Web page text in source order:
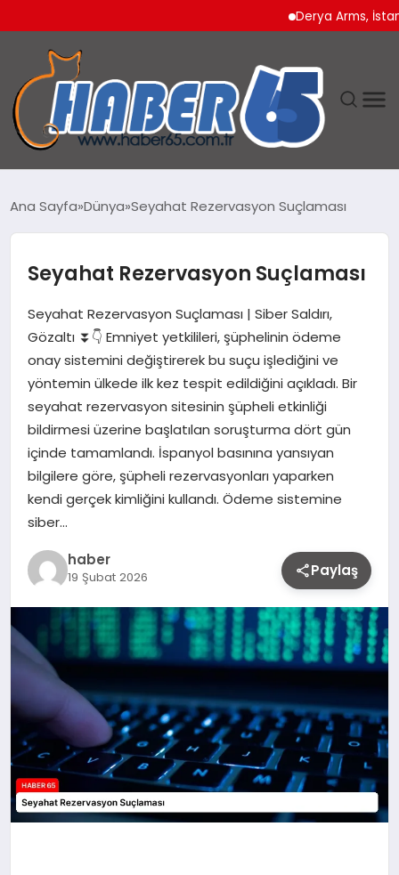
Derya Arms, İstanbul
YAŞAM
TEKNOLOJI
Ana Sayfa Dünya Seyahat Rezervasyon Suçlaması
Seyahat Rezervasyon Suçlaması
Seyahat Rezervasyon Suçlaması | Siber Saldırı,
Gözaltı ⏬👇 Emniyet yetkilileri, şüphelinin ödeme
onay sistemini değiştirerek bu suçu işlediğini ve
yöntemin ülkede ilk kez tespit edildiğini açıkladı. Bir
seyahat rezervasyon sitesinin şüpheli etkinliği
bildirmesi üzerine başlatılan soruşturma dört gün
içinde tamamlandı. İspanyol basınına yansıyan
bilgilere göre, şüpheli rezervasyonları yaparken
kendi gerçek kimliğini kullandı. Ödeme sistemine
siber…
haber
19 Şubat 2026 Paylaş